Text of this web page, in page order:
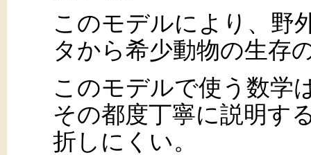
このモデルにより、野
タから希少動物の生存
このモデルで使う数学
その都度丁寧に説明す
折しにくい。